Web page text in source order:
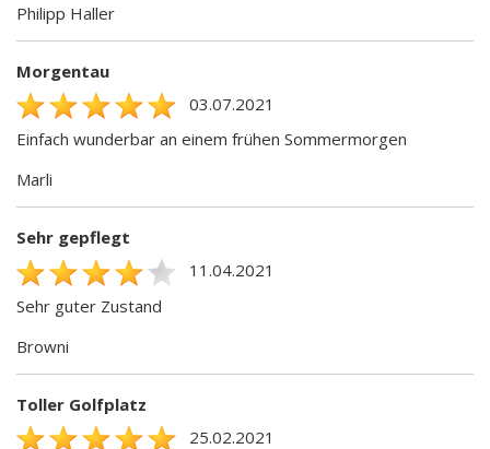
Philipp Haller
Morgentau
03.07.2021
Einfach wunderbar an einem frühen Sommermorgen
Marli
Sehr gepflegt
11.04.2021
Sehr guter Zustand
Browni
Toller Golfplatz
25.02.2021